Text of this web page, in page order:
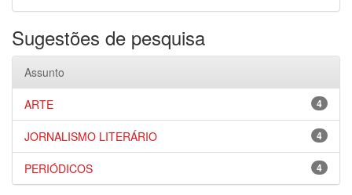
Sugestões de pesquisa
Assunto
4
ARTE
4
JORNALISMO LITERÁRIO
4
PERIÓDICOS